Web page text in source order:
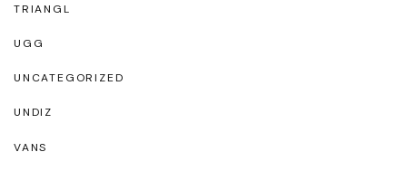
TRIANGL
UGG
UNCATEGORIZED
UNDIZ
VANS